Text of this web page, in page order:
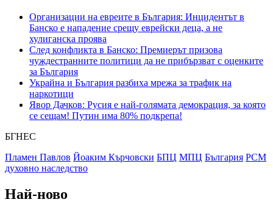
Организации на евреите в България: Инцидентът в
Банско е нападение срещу еврейски деца, а не
хулиганска проява
След конфликта в Банско: Премиерът призова
чуждестранните политици да не прибързват с оценките
за България
Украйна и България разбиха мрежа за трафик на
наркотици
Явор Дачков: Русия е най-голямата демокрация, за която
се сещам! Путин има 80% подкрепа!
БГНЕС
Пламен Павлов Йоаким Кърчовски БПЦ МПЦ България РСМ
духовно наследство
Най-ново